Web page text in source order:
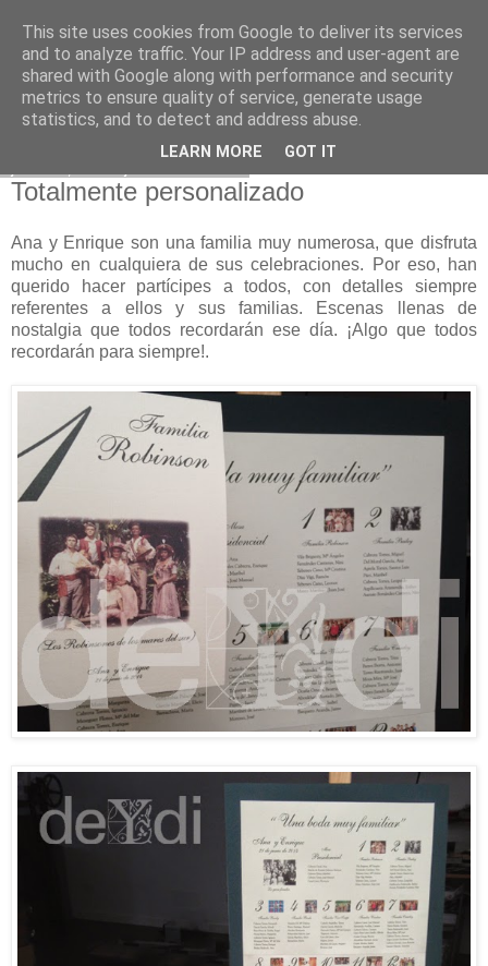
Totalmente personalizado
Ana y Enrique son una familia muy numerosa, que disfruta
mucho en cualquiera de sus celebraciones. Por eso, han
querido hacer partícipes a todos, con detalles siempre
referentes a ellos y sus familias. Escenas llenas de
nostalgia que todos recordarán ese día. ¡Algo que todos
recordarán para siempre!.
This site uses cookies from Google to deliver its services
and to analyze traffic. Your IP address and user-agent are
shared with Google along with performance and security
metrics to ensure quality of service, generate usage
statistics, and to detect and address abuse.
LEARN MORE GOT IT